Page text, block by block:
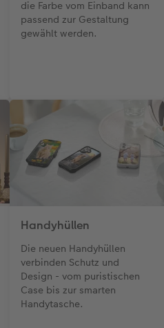
die Farbe vom Einband kann
passend zur Gestaltung
gewählt werden.
Handyhüllen
Die neuen Handyhüllen
verbinden Schutz und
Design - vom puristischen
Case bis zur smarten
Handytasche.